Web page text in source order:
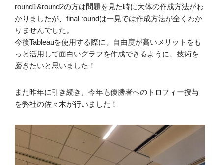
round1&round2の方は問題を見た時に大体の作成方法がわ
かりましたが、final roundは一見では作成方法が全くわか
りませんでした。
今後Tableauを使用する際に、自由度が高いメリットをも
っと活用して面白いグラフを作成できるように、技術を
磨きたいと思いました！
また昨年に引き続き、今年も優勝者へのトロフィー授与
を弊社の佐々木が行いました！